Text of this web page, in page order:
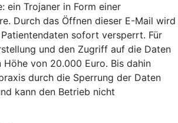
ein Trojaner in Form einer
Durch das Öffnen dieser E-Mail wird
sofort versperrt. Für
und den Zugriff auf die Daten
Höhe von 20.000 Euro. Bis dahin
durch die Sperrung der Daten
kann den Betrieb nicht